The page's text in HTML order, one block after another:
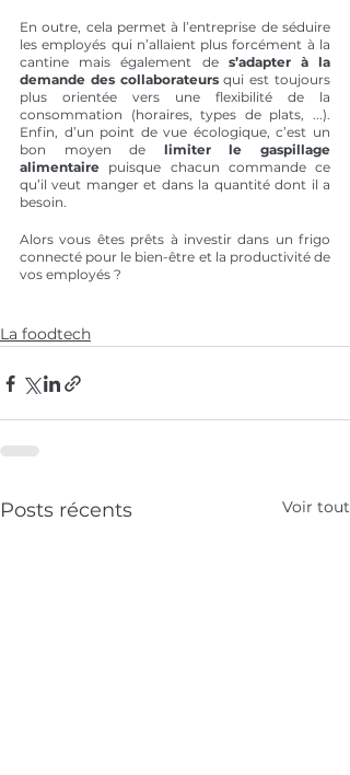
En outre, cela permet à l’entreprise de séduire
les employés qui n’allaient plus forcément à la
cantine mais également de s’adapter à la
demande des collaborateurs qui est toujours
plus orientée vers une flexibilité de la
consommation (horaires, types de plats, ...).
Enfin, d’un point de vue écologique, c’est un
bon moyen de limiter le gaspillage
alimentaire puisque chacun commande ce
qu’il veut manger et dans la quantité dont il a
besoin.
Alors vous êtes prêts à investir dans un frigo
connecté pour le bien-être et la productivité de
vos employés ?
La foodtech
Posts récents Voir tout